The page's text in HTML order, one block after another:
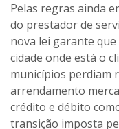
Pelas regras ainda
do prestador de
nova lei garante
cidade onde está o
municípios perdiam
arrendamento
crédito e débito
transição imposta